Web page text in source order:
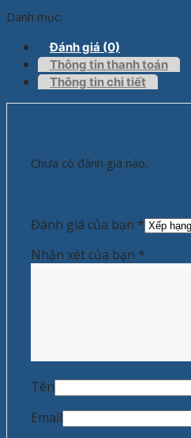
Danh mục:
Đánh giá (0)
Thông tin thanh toán
Thông tin chi tiết
Chưa có đánh giá nào.
Đánh giá của bạn *
Nhận xét của bạn *
Tên
Email